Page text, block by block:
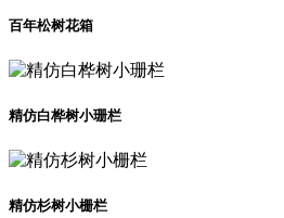
百年松树花箱
精仿白桦树小珊栏
精仿杉树小栅栏